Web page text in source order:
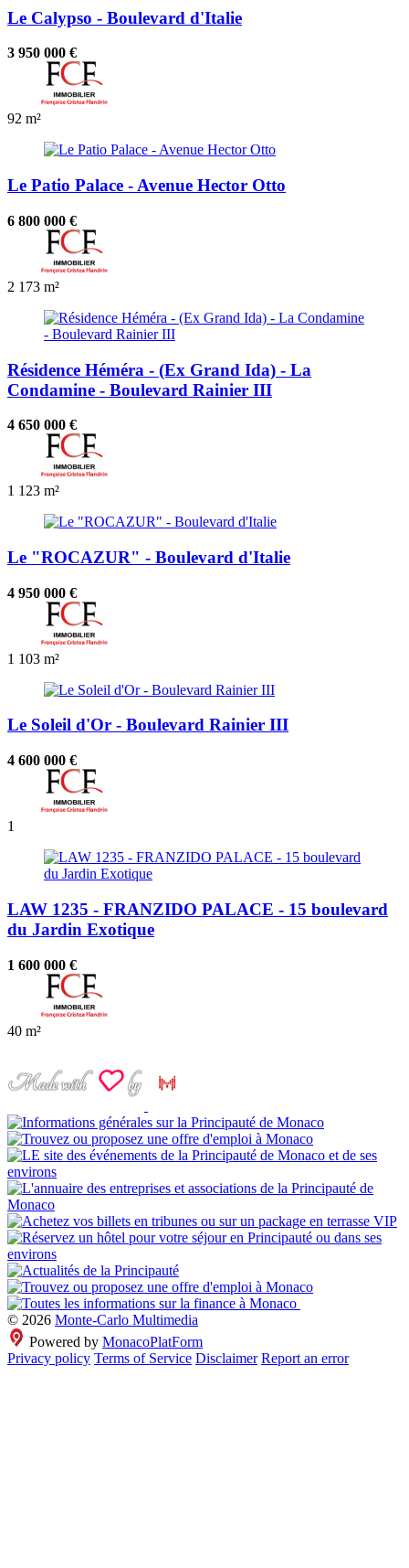
Le Calypso - Boulevard d'Italie
3 950 000 €
92 m²
Le Patio Palace - Avenue Hector Otto
6 800 000 €
2 173 m²
Résidence Héméra - (Ex Grand Ida) - La
Condamine - Boulevard Rainier III
4 650 000 €
1 123 m²
Le "ROCAZUR" - Boulevard d'Italie
4 950 000 €
1 103 m²
Le Soleil d'Or - Boulevard Rainier III
4 600 000 €
1
LAW 1235 - FRANZIDO PALACE - 15 boulevard
du Jardin Exotique
1 600 000 €
40 m²
© 2026 Monte-Carlo Multimedia
Powered by MonacoPlatForm
Privacy policy Terms of Service Disclaimer Report an error